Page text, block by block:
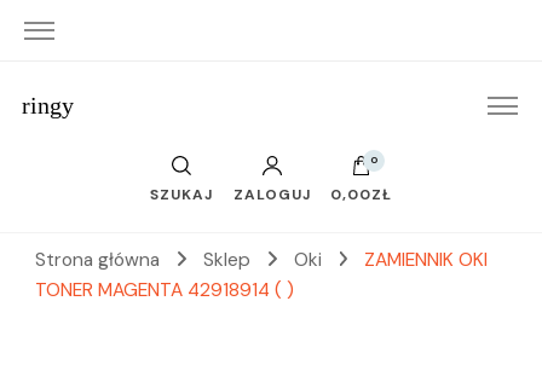
ringy
SZUKAJ ZALOGUJ
0
0,00ZŁ
Strona główna Sklep Oki
ZAMIENNIK OKI
TONER MAGENTA 42918914 ( )